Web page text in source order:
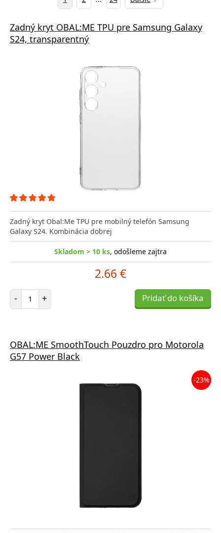
Zadný kryt OBAL:ME TPU pre Samsung Galaxy
S24, transparentný
Zadný kryt Obal:Me TPU pre mobilný telefón Samsung
Galaxy S24. Kombinácia dobrej
Skladom > 10 ks, odošleme zajtra
2.66 €
- Počet položiek
+ Pridať do košíka
OBAL:ME SmoothTouch Pouzdro pro Motorola
G57 Power Black
-23%